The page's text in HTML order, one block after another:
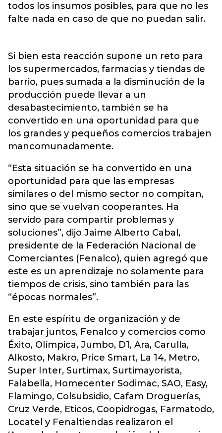
todos los insumos posibles, para que no les
falte nada en caso de que no puedan salir.
Si bien esta reacción supone un reto para
los supermercados, farmacias y tiendas de
barrio, pues sumada a la disminución de la
producción puede llevar a un
desabastecimiento, también se ha
convertido en una oportunidad para que
los grandes y pequeños comercios trabajen
mancomunadamente.
“Esta situación se ha convertido en una
oportunidad para que las empresas
similares o del mismo sector no compitan,
sino que se vuelvan cooperantes. Ha
servido para compartir problemas y
soluciones”, dijo Jaime Alberto Cabal,
presidente de la Federación Nacional de
Comerciantes (Fenalco), quien agregó que
este es un aprendizaje no solamente para
tiempos de crisis, sino también para las
“épocas normales”.
En este espíritu de organización y de
trabajar juntos, Fenalco y comercios como
Éxito, Olímpica, Jumbo, D1, Ara, Carulla,
Alkosto, Makro, Price Smart, La 14, Metro,
Super Inter, Surtimax, Surtimayorista,
Falabella, Homecenter Sodimac, SAO, Easy,
Flamingo, Colsubsidio, Cafam Droguerías,
Cruz Verde, Eticos, Coopidrogas, Farmatodo,
Locatel y Fenaltiendas realizaron el